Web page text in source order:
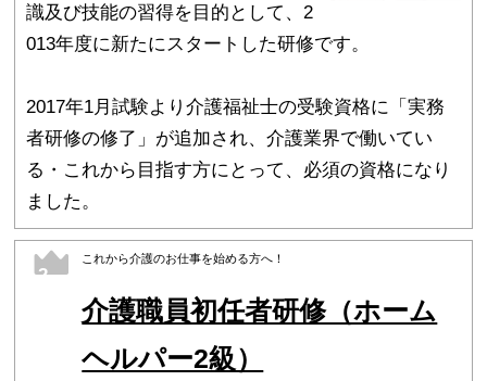
識及び技能の習得を目的として、2
013年度に新たにスタートした研修です。
2017年1月試験より介護福祉士の受験資格に「実務
者研修の修了」が追加され、介護業界で働いてい
る・これから目指す方にとって、必須の資格になり
ました。
2
これから介護のお仕事を始める方へ！
介護職員初任者研修（ホーム
ヘルパー2級）